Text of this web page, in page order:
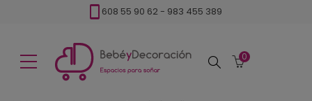
608 55 90 62 - 983 455 389
Buscar
0